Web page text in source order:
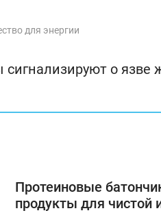
для энергии
о язве
Протеиновые
продукты для чистой